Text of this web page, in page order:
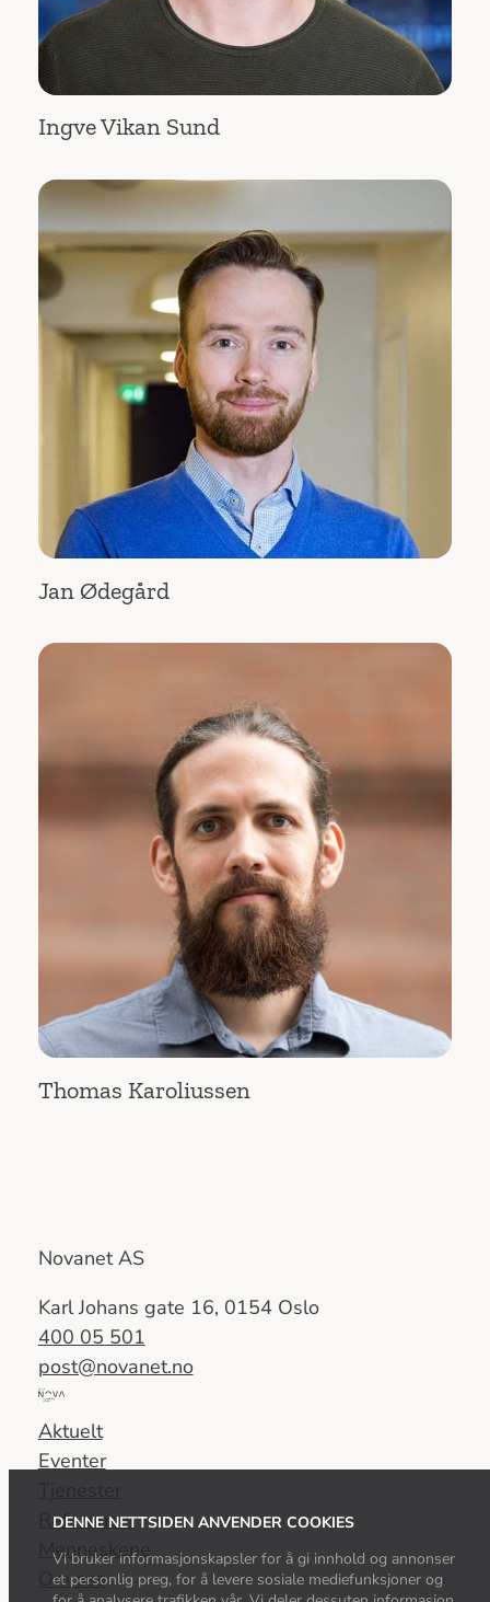
DENNE NETTSIDEN ANVENDER COOKIES
Vi bruker informasjonskapsler for å gi innhold og annonser
et personlig preg, for å levere sosiale mediefunksjoner og
Ingve Vikan Sund
Jan Ødegård
Thomas Karoliussen
Novanet AS
Karl Johans gate 16, 0154 Oslo
400 05 501
post@novanet.no
Del
av
Nova
Group
Aktuelt
Eventer
Referanser
Menneskene
Om oss